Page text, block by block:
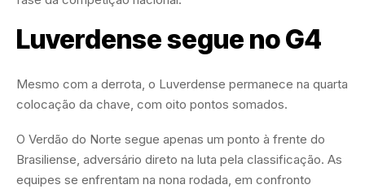
Luverdense segue no G4
Mesmo com a derrota, o Luverdense permanece na quarta
colocação da chave, com oito pontos somados.
O Verdão do Norte segue apenas um ponto à frente do
Brasiliense, adversário direto na luta pela classificação. As
equipes se enfrentam na nona rodada, em confronto